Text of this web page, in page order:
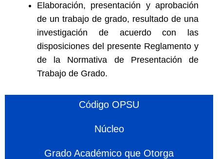
Elaboración, presentación y aprobación
de un trabajo de grado, resultado de una
investigación de acuerdo con las
disposiciones del presente Reglamento y
de la Normativa de Presentación de
Trabajo de Grado.
Código OPSU
Núcleo
Grado Académico que Otorga